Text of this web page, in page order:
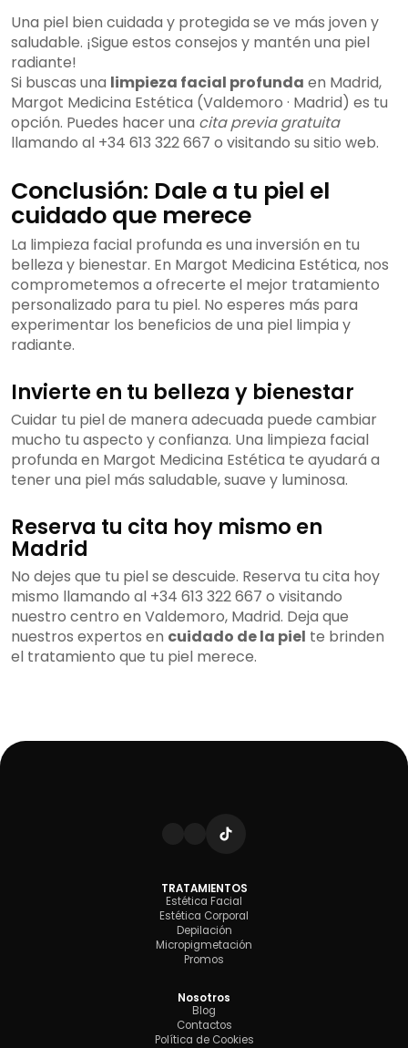
Una piel bien cuidada y protegida se ve más joven y
saludable. ¡Sigue estos consejos y mantén una piel
radiante!
Si buscas una limpieza facial profunda en Madrid,
Margot Medicina Estética (Valdemoro · Madrid) es tu
opción. Puedes hacer una cita previa gratuita
llamando al +34 613 322 667 o visitando su sitio web.
Conclusión: Dale a tu piel el
cuidado que merece
La limpieza facial profunda es una inversión en tu
belleza y bienestar. En Margot Medicina Estética, nos
comprometemos a ofrecerte el mejor tratamiento
personalizado para tu piel. No esperes más para
experimentar los beneficios de una piel limpia y
radiante.
Invierte en tu belleza y bienestar
Cuidar tu piel de manera adecuada puede cambiar
mucho tu aspecto y confianza. Una limpieza facial
profunda en Margot Medicina Estética te ayudará a
tener una piel más saludable, suave y luminosa.
Reserva tu cita hoy mismo en
Madrid
No dejes que tu piel se descuide. Reserva tu cita hoy
mismo llamando al +34 613 322 667 o visitando
nuestro centro en Valdemoro, Madrid. Deja que
nuestros expertos en cuidado de la piel te brinden
el tratamiento que tu piel merece.
TRATAMIENTOS
Estética Facial
Estética Corporal
Depilación
Micropigmetación
Promos
Nosotros
Blog
Contactos
Política de Cookies